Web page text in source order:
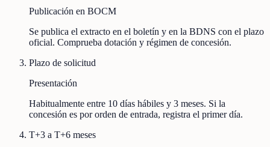
Publicación en BOCM
Se publica el extracto en el boletín y en la BDNS con el plazo
oficial. Comprueba dotación y régimen de concesión.
Plazo de solicitud
Presentación
Habitualmente entre 10 días hábiles y 3 meses. Si la
concesión es por orden de entrada, registra el primer día.
T+3 a T+6 meses